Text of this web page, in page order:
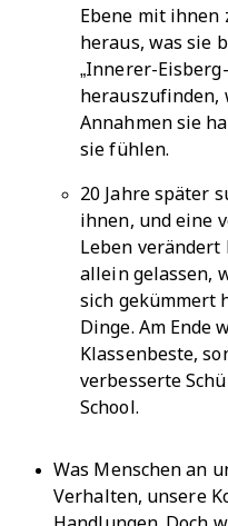
Ebene mit ihnen
heraus, was sie
„Innerer-
herauszufinden,
Annahmen sie
sie fühlen.
20 Jahre später
ihnen, und eine
Leben verändert
allein gelassen,
sich gekümmert
Dinge. Am Ende
Klassenbeste,
verbesserte
School.
Was Menschen an
Verhalten, unsere